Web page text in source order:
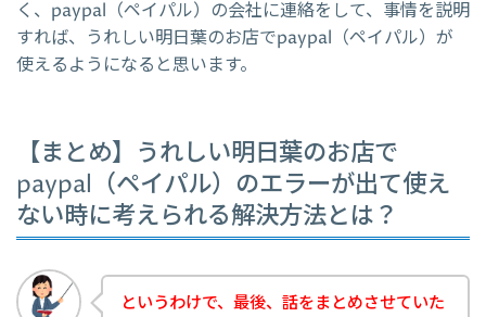
く、paypal（ペイパル）の会社に連絡をして、事情を説明
すれば、うれしい明日葉のお店でpaypal（ペイパル）が
使えるようになると思います。
【まとめ】うれしい明日葉のお店で
paypal（ペイパル）のエラーが出て使え
ない時に考えられる解決方法とは？
というわけで、最後、話をまとめさせていた